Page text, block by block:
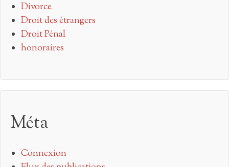
Divorce
Droit des étrangers
Droit Pénal
honoraires
Méta
Connexion